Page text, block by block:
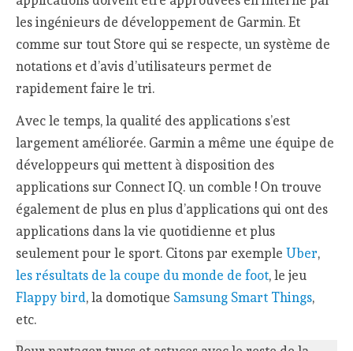
les ingénieurs de développement de Garmin. Et
comme sur tout Store qui se respecte, un système de
notations et d’avis d’utilisateurs permet de
rapidement faire le tri.
Avec le temps, la qualité des applications s’est
largement améliorée. Garmin a même une équipe de
développeurs qui mettent à disposition des
applications sur Connect IQ. un comble ! On trouve
également de plus en plus d’applications qui ont des
applications dans la vie quotidienne et plus
seulement pour le sport. Citons par exempleUber,
les résultats de la coupe du monde de foot, le jeu
Flappy bird, la domotique Samsung Smart Things,
etc.